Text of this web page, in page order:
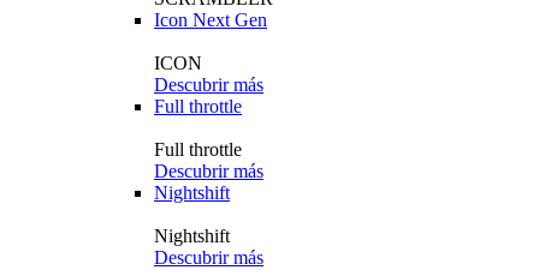
Icon Next Gen
ICON
Descubrir más
Full throttle
Full throttle
Descubrir más
Nightshift
Nightshift
Descubrir más